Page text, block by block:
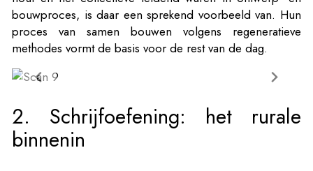
bouwproces, is daar een sprekend voorbeeld van. Hun
proces van samen bouwen volgens regeneratieve
methodes vormt de basis voor de rest van de dag.
2. Schrijfoefening: het rurale
binnenin